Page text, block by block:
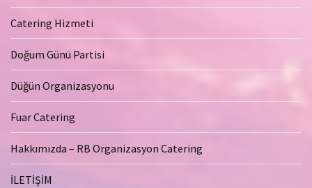
Catering Hizmeti
Doğum Günü Partisi
Düğün Organizasyonu
Fuar Catering
Hakkımızda – RB Organizasyon Catering
İLETİŞİM